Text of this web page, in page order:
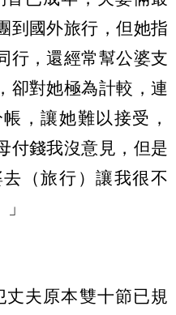
到國外旅行，但她指
行，還經常幫公婆支
卻對她極為計較，連
，讓她難以接受，
付錢我沒意見，但是
（旅行）讓我很不
丈夫原本雙十節已規